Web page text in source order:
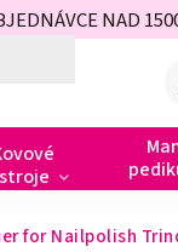
NAD
for Nailpolish